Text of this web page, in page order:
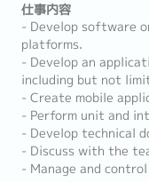
仕事内容
- Develop software
platforms.
- Develop an
including but not
- Create mobile
- Perform unit and
- Develop technical
- Discuss with the
- Manage and